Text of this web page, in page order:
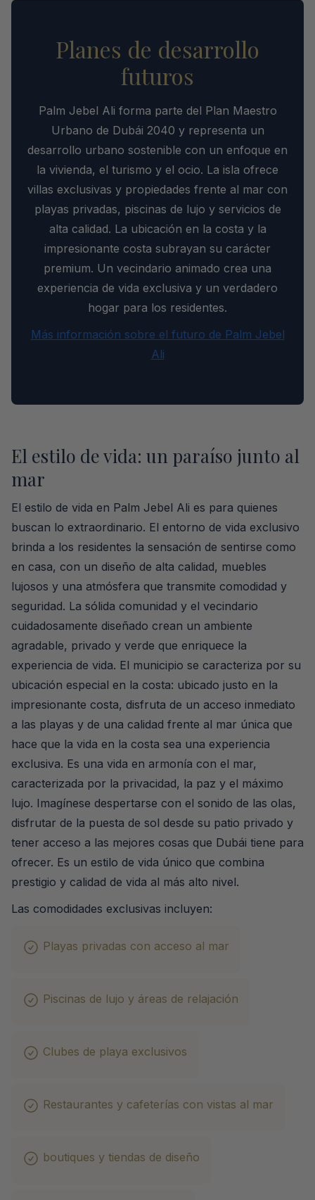
Planes de desarrollo
futuros
Palm Jebel Ali forma parte del Plan Maestro
Urbano de Dubái 2040 y representa un
desarrollo urbano sostenible con un enfoque en
la vivienda, el turismo y el ocio. La isla ofrece
villas exclusivas y propiedades frente al mar con
playas privadas, piscinas de lujo y servicios de
alta calidad. La ubicación en la costa y la
impresionante costa subrayan su carácter
premium. Un vecindario animado crea una
experiencia de vida exclusiva y un verdadero
hogar para los residentes.
Más información sobre el futuro de Palm Jebel
Ali
El estilo de vida: un paraíso junto al
mar
El estilo de vida en Palm Jebel Ali es para quienes
buscan lo extraordinario. El entorno de vida exclusivo
brinda a los residentes la sensación de sentirse como
en casa, con un diseño de alta calidad, muebles
lujosos y una atmósfera que transmite comodidad y
seguridad. La sólida comunidad y el vecindario
cuidadosamente diseñado crean un ambiente
agradable, privado y verde que enriquece la
experiencia de vida. El municipio se caracteriza por su
ubicación especial en la costa: ubicado justo en la
impresionante costa, disfruta de un acceso inmediato
a las playas y de una calidad frente al mar única que
hace que la vida en la costa sea una experiencia
exclusiva. Es una vida en armonía con el mar,
caracterizada por la privacidad, la paz y el máximo
lujo. Imagínese despertarse con el sonido de las olas,
disfrutar de la puesta de sol desde su patio privado y
tener acceso a las mejores cosas que Dubái tiene para
ofrecer. Es un estilo de vida único que combina
prestigio y calidad de vida al más alto nivel.
Las comodidades exclusivas incluyen:
Playas privadas con acceso al mar
Piscinas de lujo y áreas de relajación
Clubes de playa exclusivos
Restaurantes y cafeterías con vistas al mar
boutiques y tiendas de diseño